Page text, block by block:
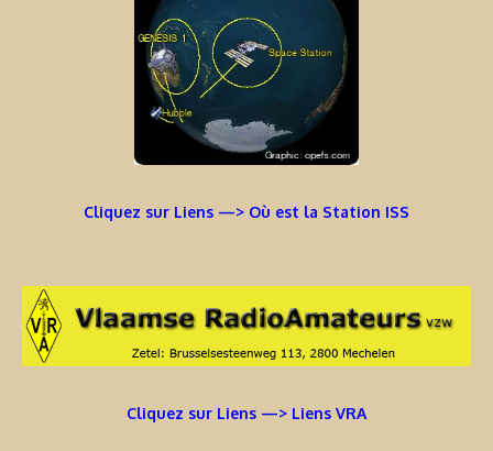
Cliquez sur Liens —> Où est la Station ISS
Cliquez sur Liens —> Liens VRA